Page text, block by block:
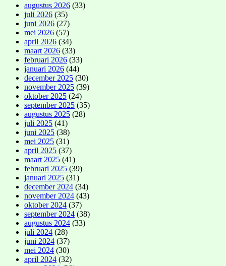
augustus 2026 (33)
juli 2026 (35)
juni 2026 (27)
mei 2026 (57)
april 2026 (34)
maart 2026 (33)
februari 2026 (33)
januari 2026 (44)
december 2025 (30)
november 2025 (39)
oktober 2025 (24)
september 2025 (35)
augustus 2025 (28)
juli 2025 (41)
juni 2025 (38)
mei 2025 (31)
april 2025 (37)
maart 2025 (41)
februari 2025 (39)
januari 2025 (31)
december 2024 (34)
november 2024 (43)
oktober 2024 (37)
september 2024 (38)
augustus 2024 (33)
juli 2024 (28)
juni 2024 (37)
mei 2024 (30)
april 2024 (32)